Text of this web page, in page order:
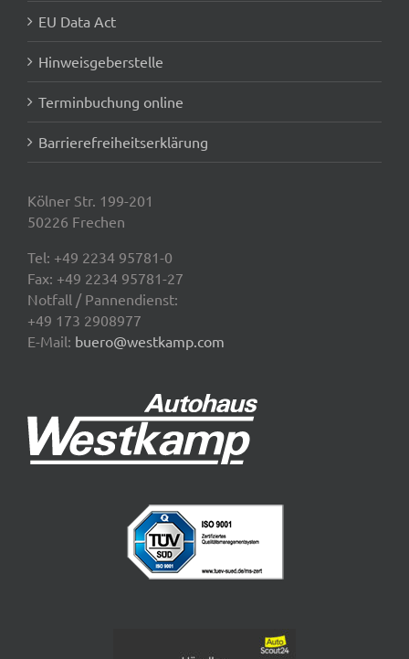
EU Data Act
Hinweisgeberstelle
Terminbuchung online
Barrierefreiheitserklärung
Kölner Str. 199-201
50226 Frechen
Tel: +49 2234 95781-0
Fax: +49 2234 95781-27
Notfall / Pannendienst:
+49 173 2908977
E-Mail: buero@westkamp.com